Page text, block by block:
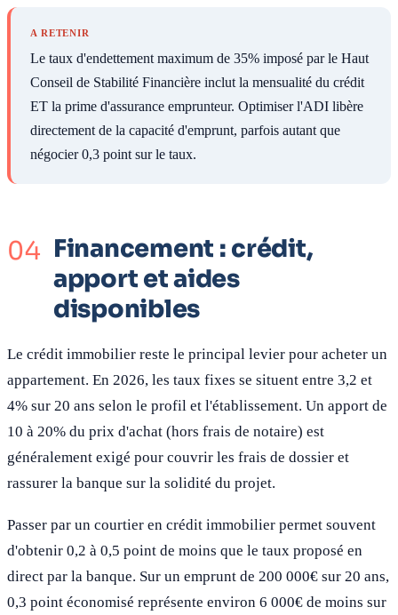
A RETENIR
Le taux d'endettement maximum de 35% imposé par le Haut
Conseil de Stabilité Financière inclut la mensualité du crédit
ET la prime d'assurance emprunteur. Optimiser l'ADI libère
directement de la capacité d'emprunt, parfois autant que
négocier 0,3 point sur le taux.
Financement : crédit,
apport et aides
disponibles
Le crédit immobilier reste le principal levier pour acheter un
appartement. En 2026, les taux fixes se situent entre 3,2 et
4% sur 20 ans selon le profil et l'établissement. Un apport de
10 à 20% du prix d'achat (hors frais de notaire) est
généralement exigé pour couvrir les frais de dossier et
rassurer la banque sur la solidité du projet.
Passer par un courtier en crédit immobilier permet souvent
d'obtenir 0,2 à 0,5 point de moins que le taux proposé en
direct par la banque. Sur un emprunt de 200 000€ sur 20 ans,
0,3 point économisé représente environ 6 000€ de moins sur